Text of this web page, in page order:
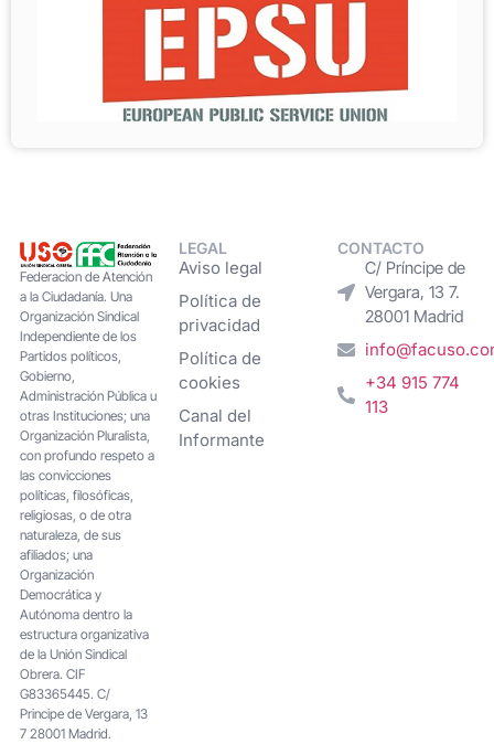
Federacion de Atención
a la Ciudadanía. Una
Organización Sindical
Independiente de los
Partidos políticos,
Gobierno,
Administración Pública u
otras Instituciones; una
Organización Pluralista,
con profundo respeto a
las convicciones
políticas, filosóficas,
religiosas, o de otra
naturaleza, de sus
afiliados; una
Organización
Democrática y
Autónoma dentro la
estructura organizativa
de la Unión Sindical
Obrera. CIF
G83365445. C/
Principe de Vergara, 13
7 28001 Madrid.
LEGAL
Aviso legal
Política de
privacidad
Política de
cookies
Canal del
Informante
CONTACTO
C/ Príncipe de
Vergara, 13 7.
28001 Madrid
+34 915 774
113